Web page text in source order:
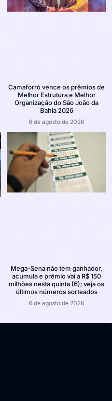
Camaforró vence os prêmios de
Melhor Estrutura e Melhor
Organização do São João da
Bahia 2026
6 de agosto de 2026
Mega-Sena não tem ganhador,
acumula e prêmio vai a R$ 150
milhões nesta quinta (6); veja os
últimos números sorteados
6 de agosto de 2026